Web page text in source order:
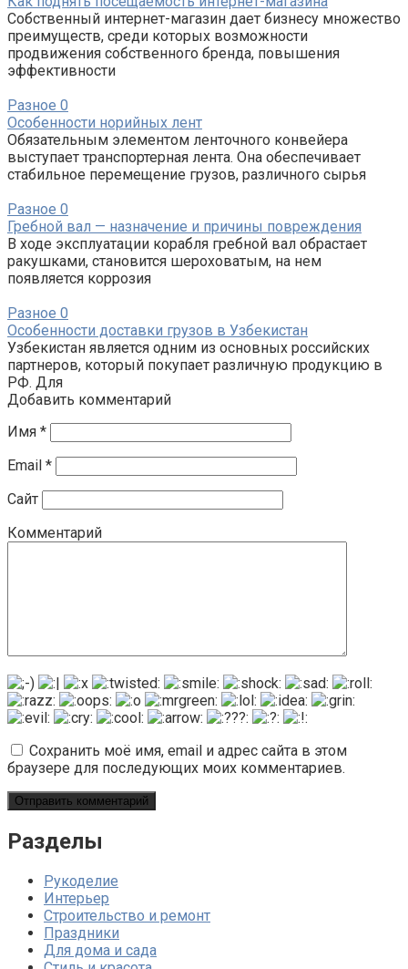
Собственный интернет-магазин дает бизнесу множество
преимуществ, среди которых возможности
продвижения собственного бренда, повышения
эффективности
Разное 0
Особенности норийных лент
Обязательным элементом ленточного конвейера
выступает транспортерная лента. Она обеспечивает
стабильное перемещение грузов, различного сырья
Разное 0
Гребной вал — назначение и причины повреждения
В ходе эксплуатации корабля гребной вал обрастает
ракушками, становится шероховатым, на нем
появляется коррозия
Разное 0
Особенности доставки грузов в Узбекистан
Узбекистан является одним из основных российских
партнеров, который покупает различную продукцию в
РФ. Для
Добавить комментарий
Имя *
Email *
Сайт
Комментарий
Сохранить моё имя, email и адрес сайта в этом
браузере для последующих моих комментариев.
Разделы
Рукоделие
Интерьер
Строительство и ремонт
Праздники
Для дома и сада